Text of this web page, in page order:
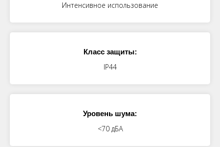
Интенсивное использование
Класс защиты:
IP44
Уровень шума:
<70 дБА